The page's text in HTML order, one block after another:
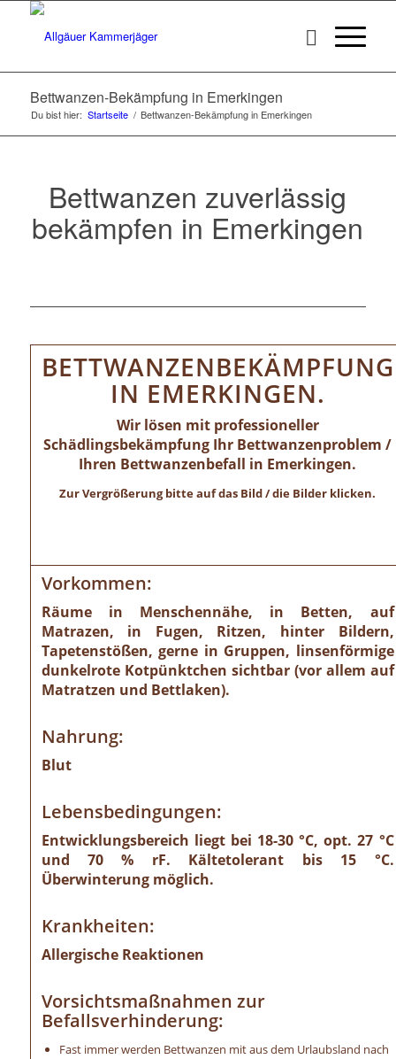
Bettwanzen-Bekämpfung in Emerkingen
Du bist hier: Startseite / Bettwanzen-Bekämpfung in Emerkingen
Bettwanzen zuverlässig
bekämpfen in Emerkingen
BETTWANZENBEKÄMPFUNG
IN EMERKINGEN.
Wir lösen mit professioneller
Schädlingsbekämpfung Ihr Bettwanzenproblem /
Ihren Bettwanzenbefall in Emerkingen.
Zur Vergrößerung bitte auf das Bild / die Bilder klicken.
Vorkommen:
Räume in Menschennähe, in Betten, auf
Matrazen, in Fugen, Ritzen, hinter Bildern,
Tapetenstößen, gerne in Gruppen, linsenförmige
dunkelrote Kotpünktchen sichtbar (vor allem auf
Matratzen und Bettlaken).
Nahrung:
Blut
Lebensbedingungen:
Entwicklungsbereich liegt bei 18-30 °C, opt. 27 °C
und 70 % rF. Kältetolerant bis 15 °C.
Überwinterung möglich.
Krankheiten:
Allergische Reaktionen
Vorsichtsmaßnahmen zur
Befallsverhinderung:
Fast immer werden Bettwanzen mit aus dem Urlaubsland nach